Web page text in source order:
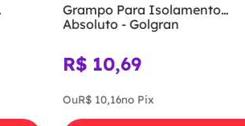
Grampo Para Isolamento
Absoluto - Golgran
R$ 10,69
OuR$ 10,16no Pix